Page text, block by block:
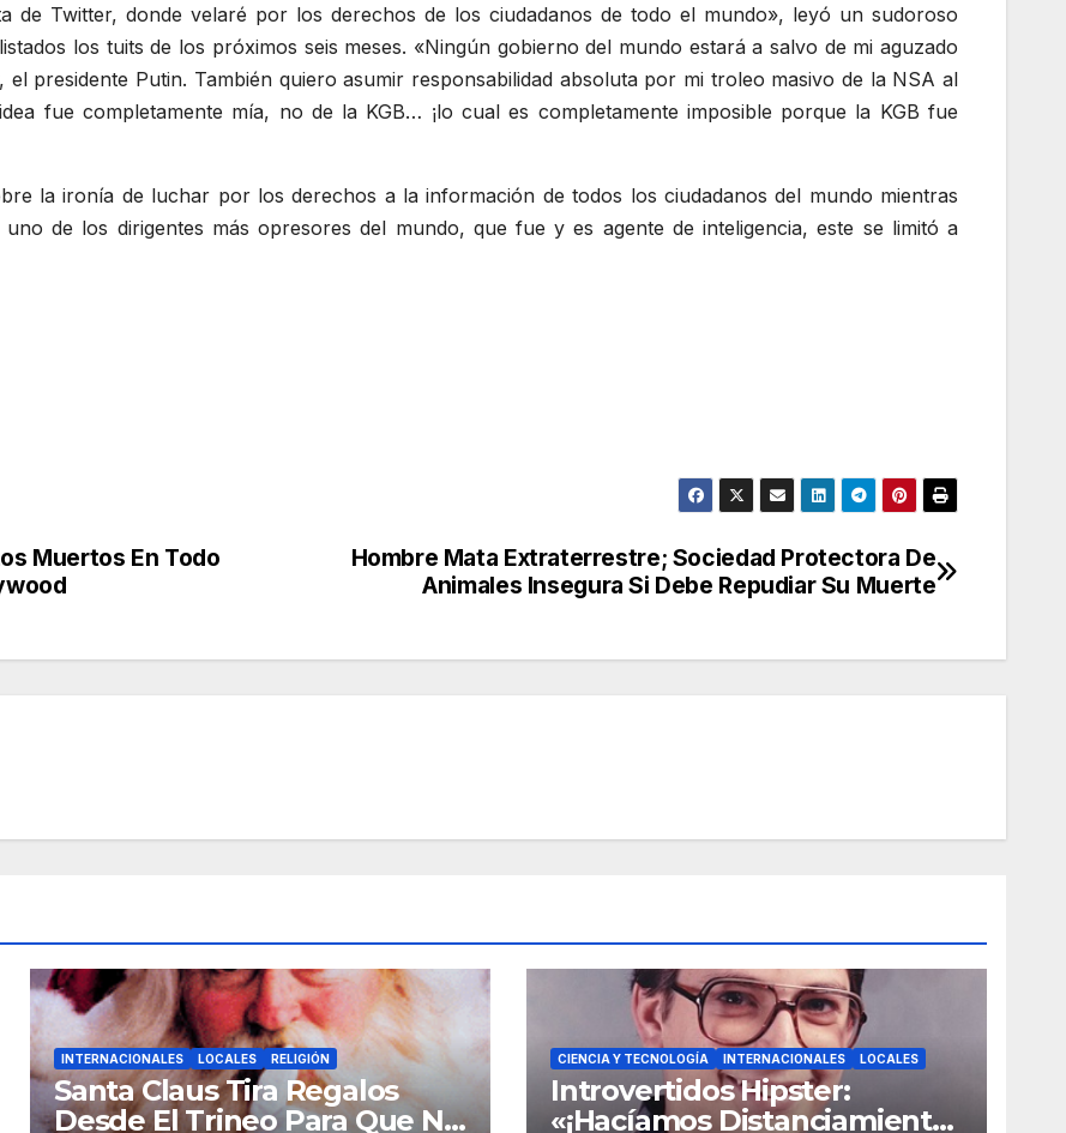
de Twitter, donde velaré por los derechos de los ciudadanos de todo el mundo», leyó un sudoroso
los tuits de los próximos seis meses. «Ningún gobierno del mundo estará a salvo de mi aguzado
presidente Putin. También quiero asumir responsabilidad absoluta por mi troleo masivo de la NSA al
fue completamente mía, no de la KGB… ¡lo cual es completamente imposible porque la KGB fue
la ironía de luchar por los derechos a la información de todos los ciudadanos del mundo mientras
de los dirigentes más opresores del mundo, que fue y es agente de inteligencia, este se limitó a
Hombre Mata Extraterrestre; Sociedad Protectora De
Animales Insegura Si Debe Repudiar Su Muerte
Muertos En Todo
INTERNACIONALES LOCALES RELIGIÓN
Santa Claus Tira Regalos
Desde El Trineo Para Que No
CIENCIA Y TECNOLOGÍA INTERNACIONALES LOCALES
Introvertidos Hipster:
«¡Hacíamos Distanciamiento